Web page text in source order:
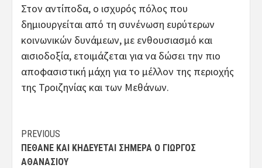
Στον αντίποδα, ο ισχυρός πόλος που
δημιουργείται από τη συνένωση ευρύτερων
κοινωνικών δυνάμεων, με ενθουσιασμό και
αισιοδοξία, ετοιμάζεται για να δώσει την πιο
αποφασιστική μάχη για το μέλλον της περιοχής
της Τροιζηνίας και των Μεθάνων.
Post
navigation
PREVIOUS
ΠΈΘΑΝΕ ΚΑΙ ΚΗΔΕΎΕΤΑΙ ΣΉΜΕΡΑ Ο ΓΙΏΡΓΟΣ
ΑΘΑΝΑΣΊΟΥ